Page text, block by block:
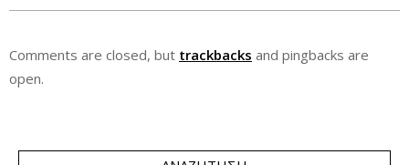
Comments are closed, but trackbacks and pingbacks are
open.